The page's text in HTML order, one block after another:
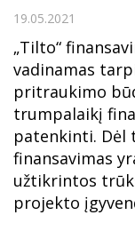
19.05.2021
„Tilto“
vadinamas
pritraukimo
trumpalaikį
patenkinti. Dėl
finansavimas
užtikrintos
projekto